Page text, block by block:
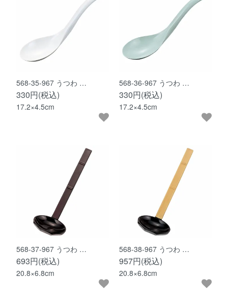
568-35-967 うつわ …
330円(税込)
17.2×4.5cm
568-36-967 うつわ …
330円(税込)
17.2×4.5cm
568-37-967 うつわ …
693円(税込)
20.8×6.8cm
568-38-967 うつわ …
957円(税込)
20.8×6.8cm